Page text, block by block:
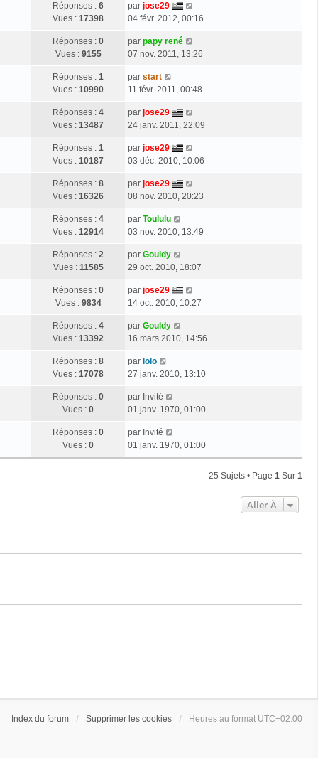
Réponses : 6
Vues : 17398
par jose29
04 févr. 2012, 00:16
Réponses : 0
Vues : 9155
par papy rené
07 nov. 2011, 13:26
Réponses : 1
Vues : 10990
par start
11 févr. 2011, 00:48
Réponses : 4
Vues : 13487
par jose29
24 janv. 2011, 22:09
Réponses : 1
Vues : 10187
par jose29
03 déc. 2010, 10:06
Réponses : 8
Vues : 16326
par jose29
08 nov. 2010, 20:23
Réponses : 4
Vues : 12914
par Toululu
03 nov. 2010, 13:49
Réponses : 2
Vues : 11585
par Gouldy
29 oct. 2010, 18:07
Réponses : 0
Vues : 9834
par jose29
14 oct. 2010, 10:27
Réponses : 4
Vues : 13392
par Gouldy
16 mars 2010, 14:56
Réponses : 8
Vues : 17078
par lolo
27 janv. 2010, 13:10
Réponses : 0
Vues : 0
par Invité
01 janv. 1970, 01:00
Réponses : 0
Vues : 0
par Invité
01 janv. 1970, 01:00
25 Sujets • Page 1 Sur 1
Aller À
Index du forum Supprimer les cookies Heures au format UTC+02:00